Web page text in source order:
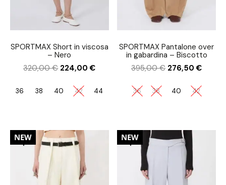
SPORTMAX Short in viscosa
– Nero
320,00€ 224,00€
36 38 40 42 44
SPORTMAX Pantalone over
in gabardina – Biscotto
395,00€ 276,50€
36 38 40 42
30%
NEW 30%
NEW